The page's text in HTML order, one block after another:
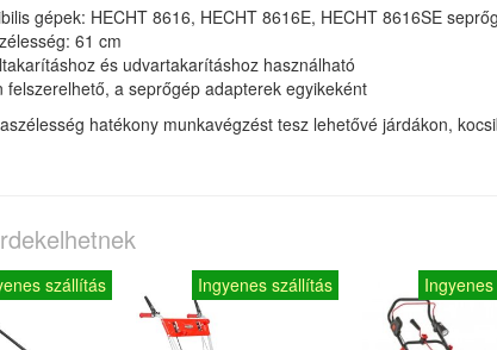
gépek: HECHT 8616, HECHT 8616E, HECHT 8616SE
61 cm
és udvartakarításhoz használható
felszerelhető, a seprőgép adapterek egyikeként
hatékony munkavégzést tesz lehetővé járdákon,
szállítás Ingyenes szállítás